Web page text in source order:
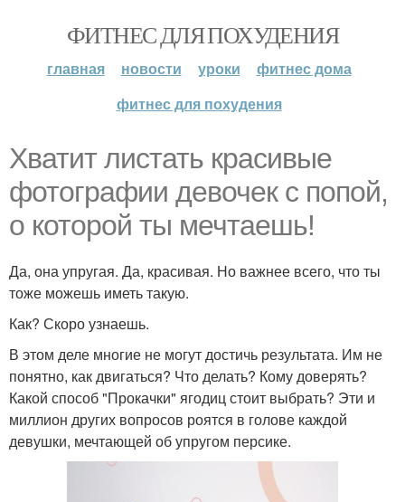
ФИТНЕС ДЛЯ ПОХУДЕНИЯ
главная новости уроки
фитнес дома
фитнес для похудения
Хватит листать красивые
фотографии девочек с попой,
о которой ты мечтаешь!
Да, она упругая. Да, красивая. Но важнее всего, что ты
тоже можешь иметь такую.
Как? Скоро узнаешь.
В этом деле многие не могут достичь результата. Им не
понятно, как двигаться? Что делать? Кому доверять?
Какой способ "Прокачки" ягодиц стоит выбрать? Эти и
миллион других вопросов роятся в голове каждой
девушки, мечтающей об упругом персике.